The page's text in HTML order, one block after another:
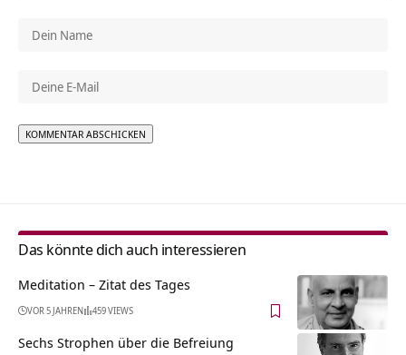
Das könnte dich auch interessieren
Meditation – Zitat des Tages
VOR 5 JAHREN 459 VIEWS
Sechs Strophen über die Befreiung